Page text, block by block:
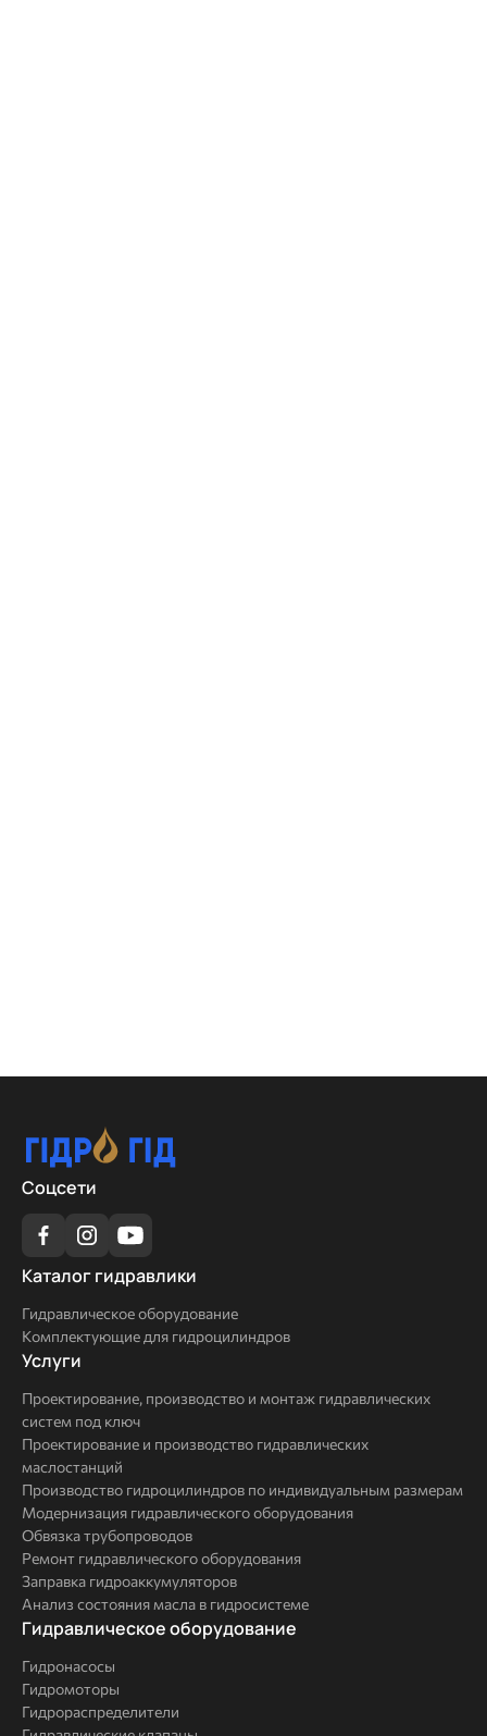
Соцсети
Каталог
Каталог гидравлики
Гидравлическое оборудование
Комплектующие для гидроцилиндров
Услуги
Услуги
Проектирование, производство и монтаж гидравлических
систем под ключ
Проектирование и производство гидравлических
маслостанций
Производство гидроцилиндров по индивидуальным размерам
Модернизация гидравлического оборудования
Обвязка трубопроводов
Ремонт гидравлического оборудования
Заправка гидроаккумуляторов
Анализ состояния масла в гидросистеме
Комплексные
Гидравлическое оборудование
Гидронасосы
Гидромоторы
Гидрораспределители